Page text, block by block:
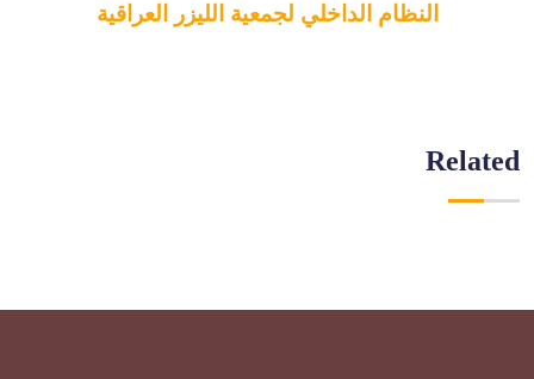
النظام الداخلي لجمعية الليزر العراقية
Related